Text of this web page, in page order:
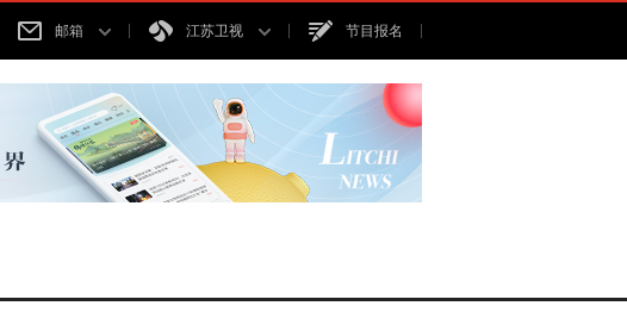
邮箱 江苏卫视 节目报名